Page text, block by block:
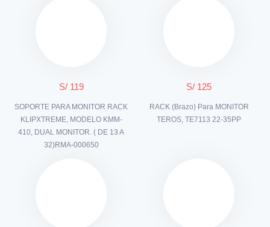
S/ 119
SOPORTE PARA MONITOR RACK
KLIPXTREME, MODELO KMM-
410, DUAL MONITOR. ( DE 13 A
32)RMA-000650
S/ 125
RACK (Brazo) Para MONITOR
TEROS, TE7113 22-35PP